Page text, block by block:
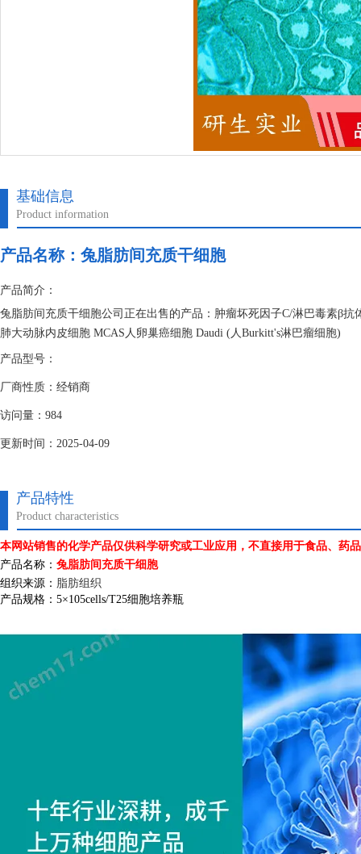
基础信息
Product information
产品名称： 兔脂肪间充质干细胞
产品简介：
兔脂肪间充质干细胞公司正在出售的产品：肿瘤坏死因子C/淋巴毒素β
肺大动脉内皮细胞 MCAS人卵巢癌细胞 Daudi (人Burkitt's淋巴瘤细胞)
产品型号：
厂商性质：经销商
访问量：984
更新时间：2025-04-09
产品特性
Product characteristics
本网站销售的化学产品仅供科学研究或工业应用，不直接用于食品、药
产品名称： 兔脂肪间充质干细胞
组织来源： 脂肪组织
产品规格： 5×105cells/T25细胞培养瓶